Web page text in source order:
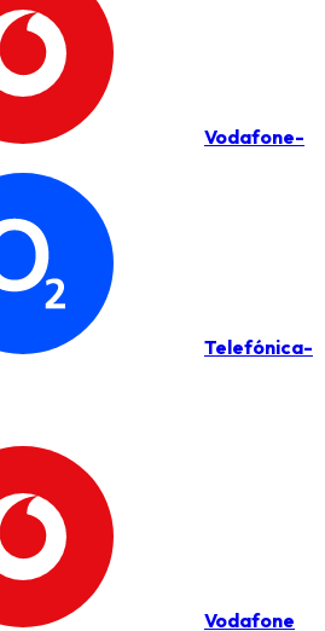
Vodafone-
Telefónica-
Vodafone